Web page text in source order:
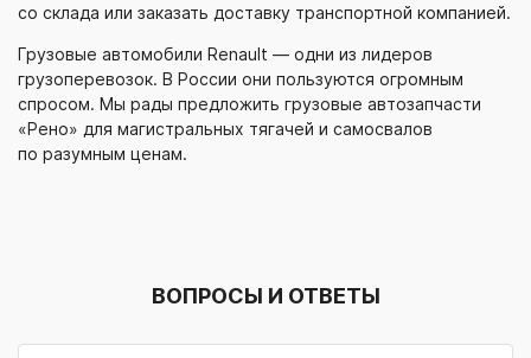
со склада или заказать доставку транспортной компанией.
Грузовые автомобили Renault — одни из лидеров
грузоперевозок. В России они пользуются огромным
спросом. Мы рады предложить грузовые автозапчасти
«Рено» для магистральных тягачей и самосвалов
по разумным ценам.
ВОПРОСЫ И ОТВЕТЫ